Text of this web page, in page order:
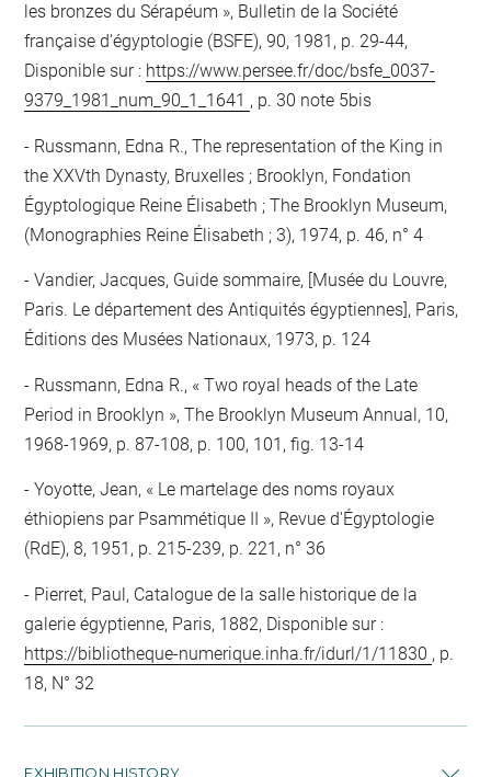
les bronzes du Sérapéum », Bulletin de la Société
française d'égyptologie (BSFE), 90, 1981, p. 29-44,
Disponible sur : https://www.persee.fr/doc/bsfe_0037-
9379_1981_num_90_1_1641 , p. 30 note 5bis
Russmann, Edna R., The representation of the King in
the XXVth Dynasty, Bruxelles ; Brooklyn, Fondation
Égyptologique Reine Élisabeth ; The Brooklyn Museum,
(Monographies Reine Élisabeth ; 3), 1974, p. 46, n° 4
Vandier, Jacques, Guide sommaire, [Musée du Louvre,
Paris. Le département des Antiquités égyptiennes], Paris,
Éditions des Musées Nationaux, 1973, p. 124
Russmann, Edna R., « Two royal heads of the Late
Period in Brooklyn », The Brooklyn Museum Annual, 10,
1968-1969, p. 87-108, p. 100, 101, fig. 13-14
Yoyotte, Jean, « Le martelage des noms royaux
éthiopiens par Psammétique II », Revue d'Égyptologie
(RdE), 8, 1951, p. 215-239, p. 221, n° 36
Pierret, Paul, Catalogue de la salle historique de la
galerie égyptienne, Paris, 1882, Disponible sur :
https://bibliotheque-numerique.inha.fr/idurl/1/11830 , p.
18, N° 32
EXHIBITION HISTORY